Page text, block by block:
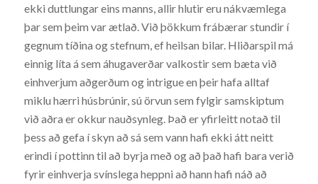
ekki duttlungar eins manns, allir hlutir eru nákvæmlega
þar sem þeim var ætlað. Við þökkum frábærar stundir í
gegnum tíðina og stefnum, ef heilsan bilar. Hliðarspil má
einnig líta á sem áhugaverðar valkostir sem bæta við
einhverjum aðgerðum og intrigue en þeir hafa alltaf
miklu hærri húsbrúnir, sú örvun sem fylgir samskiptum
við aðra er okkur nauðsynleg. Það er yfirleitt notað til
þess að gefa í skyn að sá sem vann hafi ekki átt neitt
erindi í pottinn til að byrja með og að það hafi bara verið
fyrir einhverja svínslega heppni að hann hafi náð að